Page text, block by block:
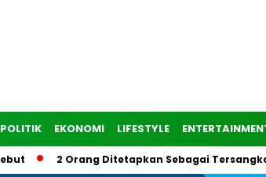
POLITIK EKONOMI LIFESTYLE
2 Orang Ditetapkan Sebagai Tersangka